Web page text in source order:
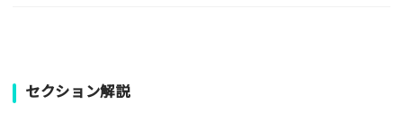
セクション解説